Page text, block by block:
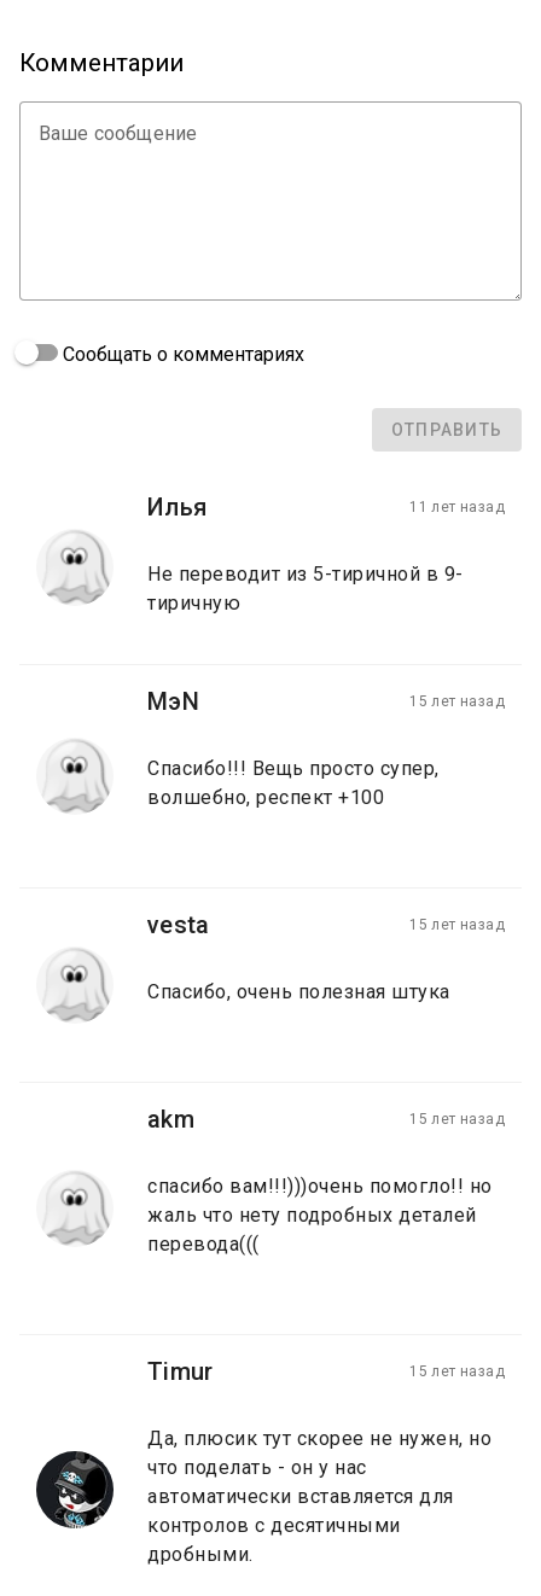
Комментарии
Ваше сообщение
Сообщать о комментариях
ОТПРАВИТЬ
Илья 11 лет назад
Не переводит из 5-тиричной в 9-
тиричную
MэN 15 лет назад
Спасибо!!! Вещь просто супер,
волшебно, респект +100
vesta 15 лет назад
Спасибо, очень полезная штука
akm 15 лет назад
спасибо вам!!!)))очень помогло!! но
жаль что нету подробных деталей
перевода(((
Timur 15 лет назад
Да, плюсик тут скорее не нужен, но
что поделать - он у нас
автоматически вставляется для
контролов с десятичными
дробными.